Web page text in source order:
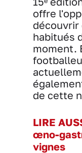
offre
découvrir
habitués
moment.
de cette
LIRE
œno-
vignes